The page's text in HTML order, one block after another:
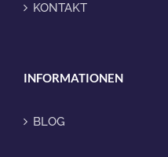
KONTAKT
INFORMATIONEN
BLOG